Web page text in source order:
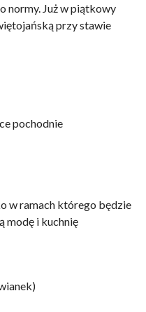
normy. Już w piątkowy
przy stawie
pochodnie
w ramach którego będzie
modę i kuchnię